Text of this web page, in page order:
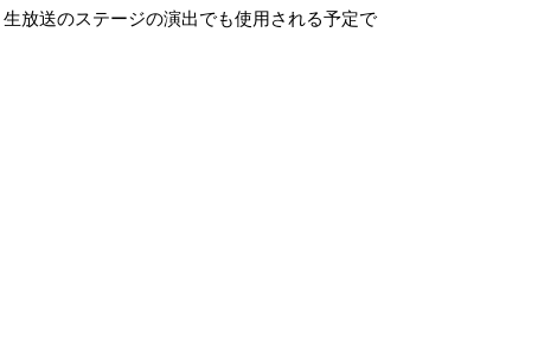
放送のステージの演出でも使用される予定で